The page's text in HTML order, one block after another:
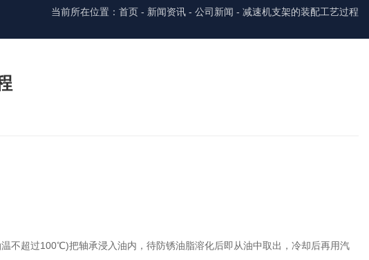
当前所在位置：首页 - 新闻资讯 - 公司新闻 - 减速机支架的装配工艺过程
超过100℃)把轴承浸入油内，待防锈油脂溶化后即从油中取出，冷却后再用汽